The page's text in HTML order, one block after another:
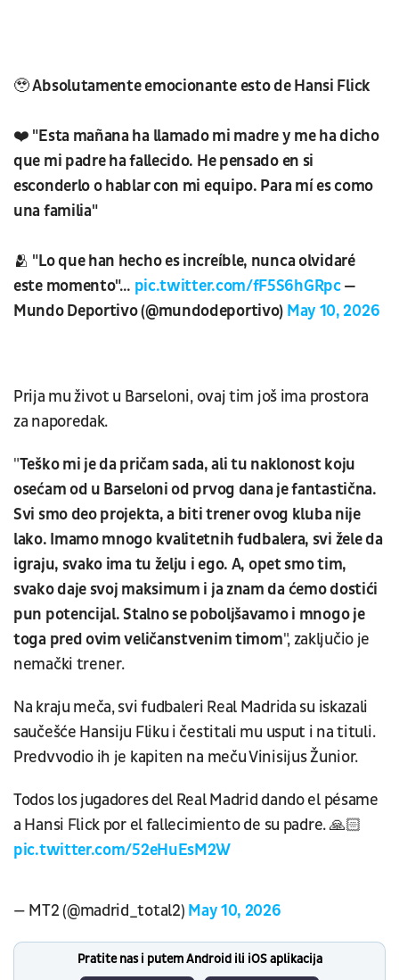
🥹 Absolutamente emocionante esto de Hansi Flick
❤️ "Esta mañana ha llamado mi madre y me ha dicho
que mi padre ha fallecido. He pensado en si
esconderlo o hablar con mi equipo. Para mí es como
una familia"
🫂 "Lo que han hecho es increíble, nunca olvidaré
este momento"… pic.twitter.com/fF5S6hGRpc—
Mundo Deportivo (@mundodeportivo) May 10, 2026
Prija mu život u Barseloni, ovaj tim još ima prostora
za naporedak.
"Teško mi je da pričam sada, ali tu naklonost koju
osećam od u Barseloni od prvog dana je fantastična.
Svi smo deo projekta, a biti trener ovog kluba nije
lako. Imamo mnogo kvalitetnih fudbalera, svi žele da
igraju, svako ima tu želju i ego. A, opet smo tim,
svako daje svoj maksimum i ja znam da ćemo dostići
pun potencijal. Stalno se poboljšavamo i mnogo je
toga pred ovim veličanstvenim timom", zaključio je
nemački trener.
Na kraju meča, svi fudbaleri Real Madrida su iskazali
saučešće Hansiju Fliku i čestitali mu usput i na tituli.
Predvvodio ih je kapiten na meču Vinisijus Žunior.
Todos los jugadores del Real Madrid dando el pésame
a Hansi Flick por el fallecimiento de su padre. 🙏🏻
pic.twitter.com/52eHuEsM2W
— MT2 (@madrid_total2) May 10, 2026
Pratite nas i putem Android ili iOS aplikacija